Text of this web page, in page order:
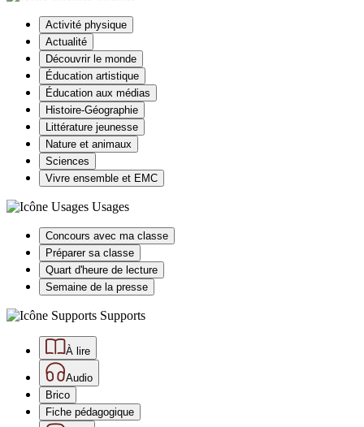
Activité physique
Actualité
Découvrir le monde
Éducation artistique
Éducation aux médias
Histoire-Géographie
Littérature jeunesse
Nature et animaux
Sciences
Vivre ensemble et EMC
Usages
Concours avec ma classe
Préparer sa classe
Quart d'heure de lecture
Semaine de la presse
Supports
À lire
Audio
Brico
Fiche pédagogique